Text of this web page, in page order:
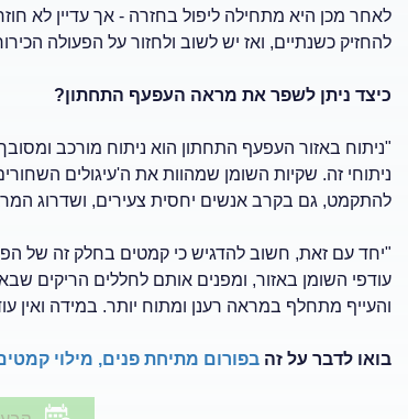
לאחר מכן היא מתחילה ליפול בחזרה - אך עדיין לא
להחזיק כשנתיים, ואז יש לשוב ולחזור על הפעולה
כיצד ניתן לשפר את מראה העפעף התחתון?
"ניתוח באזור העפעף התחתון הוא ניתוח מורכב
ניתוחי זה. שקיות השומן שמהוות את ה'עיגולים
להתקמט, גם בקרב אנשים יחסית צעירים, ושדרוג
"יחד עם זאת, חשוב להדגיש כי קמטים בחלק זה של
עודפי השומן באזור, ומפנים אותם לחללים הריקים
והעייף מתחלף במראה רענן ומתוח יותר. במידה ואין
בואו לדבר על זה בפורום מתיחת פנים, מילוי